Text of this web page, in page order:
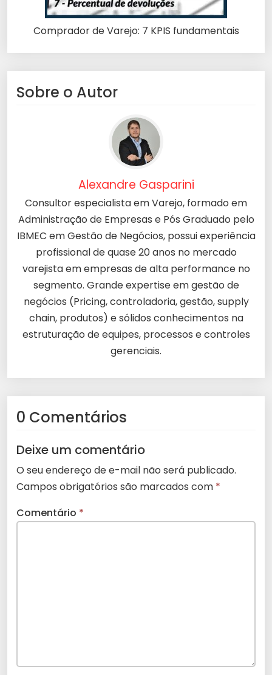
Comprador de Varejo: 7 KPIS fundamentais
Sobre o Autor
Alexandre Gasparini
Consultor especialista em Varejo, formado em
Administração de Empresas e Pós Graduado pelo
IBMEC em Gestão de Negócios, possui experiência
profissional de quase 20 anos no mercado
varejista em empresas de alta performance no
segmento. Grande expertise em gestão de
negócios (Pricing, controladoria, gestão, supply
chain, produtos) e sólidos conhecimentos na
estruturação de equipes, processos e controles
gerenciais.
0 Comentários
Deixe um comentário
O seu endereço de e-mail não será publicado.
Campos obrigatórios são marcados com *
Comentário *